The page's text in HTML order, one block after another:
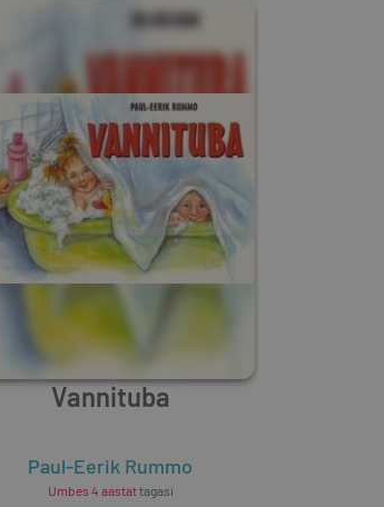
Vannituba
Paul-Eerik Rummo
Umbes 4 aastattagasi